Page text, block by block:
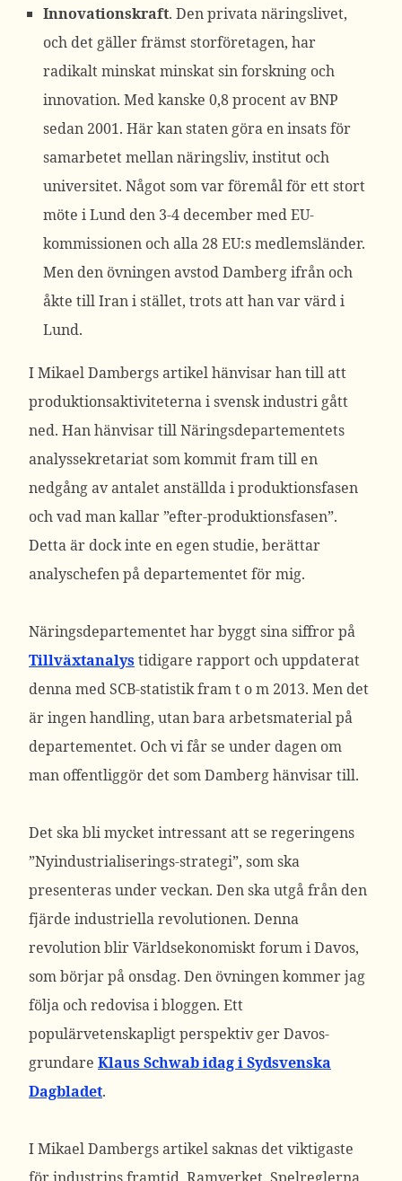
Innovationskraft. Den privata näringslivet,
och det gäller främst storföretagen, har
radikalt minskatminskat sin forskning och
innovation. Med kanske 0,8 procent av BNP
sedan 2001. Här kan staten göra en insats för
samarbetet mellan näringsliv, institut och
universitet. Något som var föremål för ett stort
möte i Lund den 3-4 decembermed EU-
kommissionen och alla 28 EU:s medlemsländer.
Men den övningen avstod Damberg ifrån och
åkte till Iran i stället, trots att han var värd i
Lund.
I Mikael Dambergs artikel hänvisar han till att
produktionsaktiviteterna i svensk industri gått
ned. Han hänvisar till Näringsdepartementets
analyssekretariat som kommit fram till en
nedgång av antalet anställda i produktionsfasen
och vad man kallar ”efter-produktionsfasen”.
Detta är dock inte en egen studie, berättar
analyschefen på departementet för mig.
Näringsdepartementet har byggt sina siffror på
Tillväxtanalystidigare rapport och uppdaterat
denna med SCB-statistik fram t o m 2013. Men det
är ingen handling, utan bara arbetsmaterial på
departementet. Och vi får se under dagen om
man offentliggör det som Damberg hänvisar till.
Det ska bli mycket intressant att se regeringens
”Nyindustrialiserings-strategi”, som ska
presenteras under veckan. Den ska utgå från den
fjärde industriella revolutionen. Denna
revolution blir Världsekonomiskt forum i Davos,
som börjar på onsdag. Den övningen kommer jag
följa och redovisa i bloggen. Ett
populärvetenskapligt perspektiv ger Davos-
grundare Klaus Schwab idag i Sydsvenska
Dagbladet.
I Mikael Dambergs artikel saknas det viktigaste